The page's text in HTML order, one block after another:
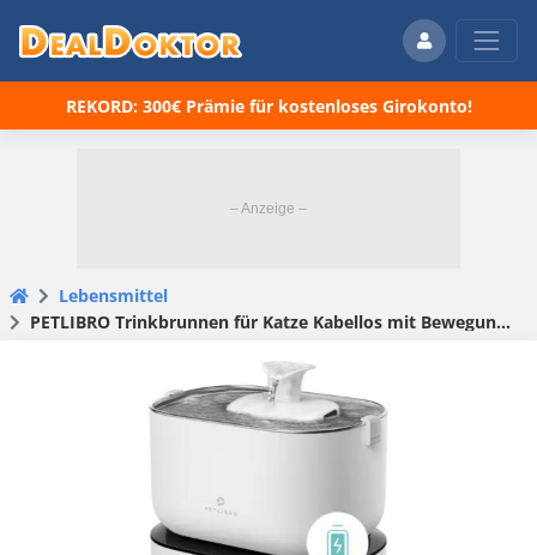
REKORD: 300€ Prämie für kostenloses Girokonto!
Lebensmittel
PETLIBRO Trinkbrunnen für Katze Kabellos mit Bewegungsmelder 🐈 2,5L Dockstream Akku 5000mAh für 69€ (statt 79€)